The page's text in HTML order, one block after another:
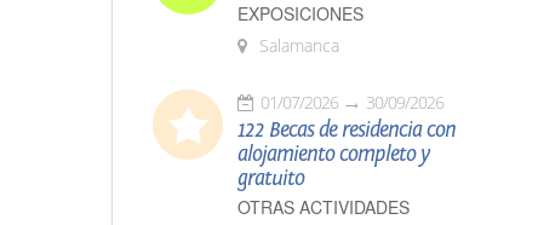
EXPOSICIONES
Salamanca
01/07/2026 30/09/2026
122 Becas de residencia con
alojamiento completo y
gratuito
OTRAS ACTIVIDADES